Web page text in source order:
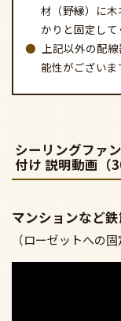
材（野縁）に
かりと固定して
上記以外の配
能性がございま
シーリングファ
付け 説明動画（
マンションなど
（ローゼットへの固